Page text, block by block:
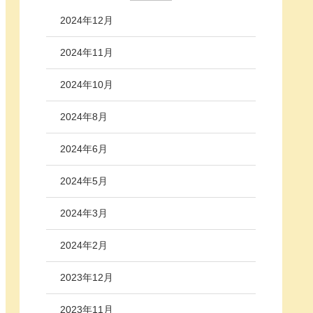
2024年12月
2024年11月
2024年10月
2024年8月
2024年6月
2024年5月
2024年3月
2024年2月
2023年12月
2023年11月